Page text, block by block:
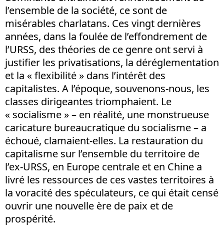
l’ensemble de la société, ce sont de
misérables charlatans. Ces vingt dernières
années, dans la foulée de l’effondrement de
l’URSS, des théories de ce genre ont servi à
justifier les privatisations, la déréglementation
et la « flexibilité » dans l’intérêt des
capitalistes. A l’époque, souvenons-nous, les
classes dirigeantes triomphaient. Le
« socialisme » – en réalité, une monstrueuse
caricature bureaucratique du socialisme – a
échoué, clamaient-elles. La restauration du
capitalisme sur l’ensemble du territoire de
l’ex-URSS, en Europe centrale et en Chine a
livré les ressources de ces vastes territoires à
la voracité des spéculateurs, ce qui était censé
ouvrir une nouvelle ère de paix et de
prospérité.